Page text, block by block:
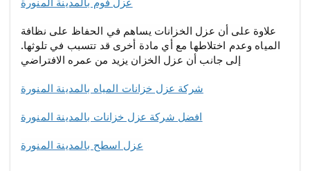
علاوة على أن عزل الخزانات يساهم في الحفاظ على نظافة
المياه وعدم اختلاطها مع أي مادة أخرى قد تتسبب في تلوثها.
إلى جانب أن عزل الخزان يزيد من عمره الافتراضي
شركة عزل خزانات المياه بالمدينة المنورة
افضل شركة عزل خزانات بالمدينة المنورة
عزل اسطح بالمدينة المنورة